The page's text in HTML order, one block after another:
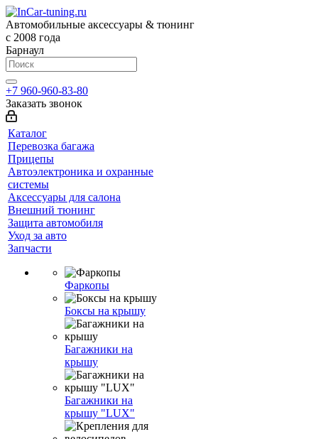
Автомобильные аксессуары & тюнинг
с 2008 года
Барнаул
+7 960-960-83-80
Заказать звонок
Каталог
Перевозка багажа
Прицепы
Автоэлектроника и охранные
системы
Аксессуары для салона
Внешний тюнинг
Защита автомобиля
Уход за авто
Запчасти
Фаркопы
Боксы на крышу
Багажники на
крышу
Багажники на
крышу "LUX"